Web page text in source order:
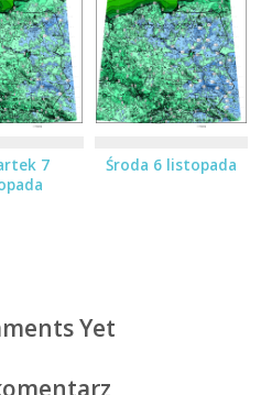
7
Środa 6 listopada
Yet